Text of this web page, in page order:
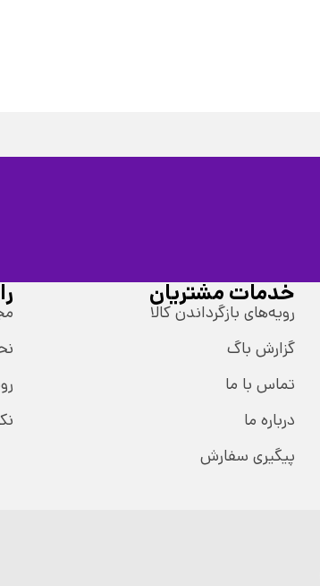
خدمات مشتریان
رویه‌های بازگرداندن کالا
گزارش باگ
تماس با ما
درباره ما
پیگیری سفارش